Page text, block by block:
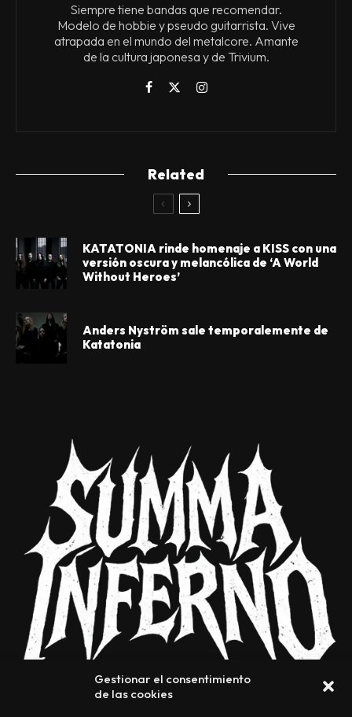
Gestionar el consentimiento
de las cookies
Siempre tiene bandas que recomendar.
Modelo de hobbie y pseudo guitarrista. Vive
atrapada en el mundo del metalcore. Amante
de la cultura japonesa y de Trivium.
Related
KATATONIA rinde homenaje a KISS con una
versión oscura y melancólica de ‘A World
Without Heroes’
Anders Nyström sale temporalemente de
Katatonia